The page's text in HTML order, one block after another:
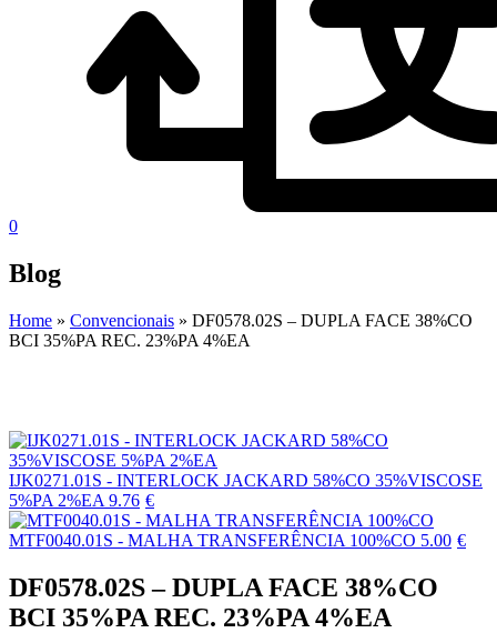
0
Blog
Home » Convencionais » DF0578.02S – DUPLA FACE 38%CO
BCI 35%PA REC. 23%PA 4%EA
IJK0271.01S - INTERLOCK JACKARD 58%CO 35%VISCOSE
5%PA 2%EA 9.76 €
MTF0040.01S - MALHA TRANSFERÊNCIA 100%CO 5.00 €
DF0578.02S – DUPLA FACE 38%CO
BCI 35%PA REC. 23%PA 4%EA